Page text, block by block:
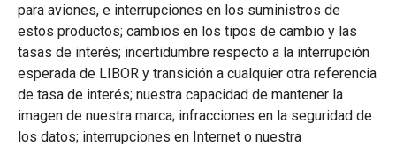
para aviones, e interrupciones en los suministros de
estos productos; cambios en los tipos de cambio y las
tasas de interés; incertidumbre respecto a la interrupción
esperada de LIBOR y transición a cualquier otra referencia
de tasa de interés; nuestra capacidad de mantener la
imagen de nuestra marca; infracciones en la seguridad de
los datos; interrupciones en Internet o nuestra